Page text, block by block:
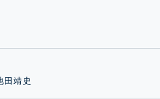
田靖史